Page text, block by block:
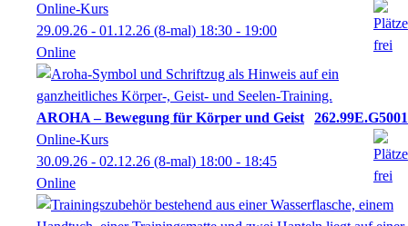
Online-Kurs
29.09.26 - 01.12.26 (8-mal) 18:30 - 19:00
Online
AROHA – Bewegung für Körper und Geist
262.99E.G5001
Online-Kurs
30.09.26 - 02.12.26 (8-mal) 18:00 - 18:45
Online